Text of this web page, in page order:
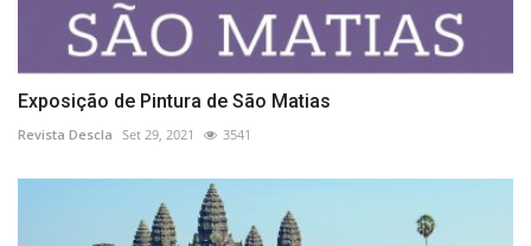
Exposição de Pintura de São Matias
Revista Descla Set 29, 2021 3541